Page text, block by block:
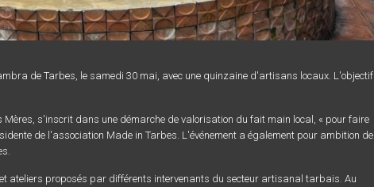
de Tarbes, le samedi 30 mai, avec une quinzaine d'artisans locaux. L'objectif
Mères, s'inscrit dans une démarche de valorisation du fait main local, « pour faire
de l'association Made in Tarbes. L'événement a également pour ambition de
ateliers proposés par différents intervenants du secteur artisanal tarbais. Au